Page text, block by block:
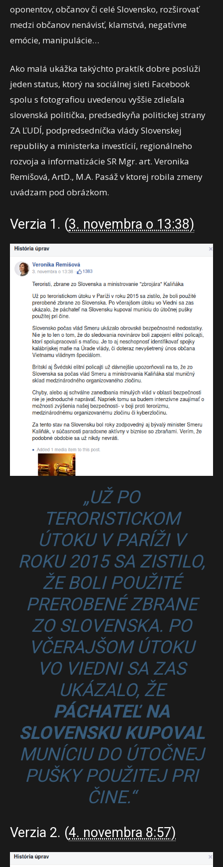
oponentov, občanov či celé Slovensko, rozširovať
medzi občanov nenávisť, klamstvá, negatívne
emócie, manipulácie…
Ako malá ukážka takýchto praktík dobre poslúži
jeden status, ktorý na sociálnej sieti Facebook
spolu s fotografiou uvedenou vyššie zdieľala
slovenská politička, predsedkyňa politickej strany
ZA ĽUDÍ, podpredsedníčka vlády Slovenskej
republiky a ministerka investícií, regionálneho
rozvoja a informatizácie SR Mgr. art. Veronika
Remišová, ArtD., M.A. Pasáž v ktorej robila zmeny
uvádzam pod obrázkom.
Verzia 1. (3. novembra o 13:38)
„UŽ PO
TERORISTICKOM
ÚTOKU V PARÍŽI V
ROKU 2015 SA ZISTILO,
ŽE BOLI POUŽITÉ
PREROBENÉ ZBRANE
ZO SLOVENSKA. PO
VČERAJŠOM ÚTOKU
VO VIEDNI SA ZAS
UKÁZALO, ŽE
PÁCHATEĽ NA
SLOVENSKU KUPOVAL
MUNÍCIU DO ÚTOČNEJ
PUŠKY POUŽITEJ PRI
ČINE.“
Verzia 2. (4. novembra 8:57)